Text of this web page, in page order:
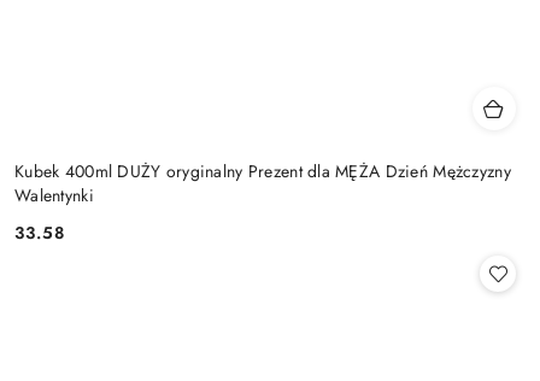
Kubek 400ml DUŻY oryginalny Prezent dla MĘŻA Dzień Mężczyzny
Walentynki
Cena:
33.58